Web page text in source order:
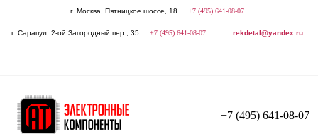
г. Москва, Пятницкое шоссе, 18 +7 (495) 641-08-07
г. Сарапул, 2-ой Загородный пер., 35 +7 (495) 641-08-07 rekdetal@yandex.ru
+7 (495) 641-08-07